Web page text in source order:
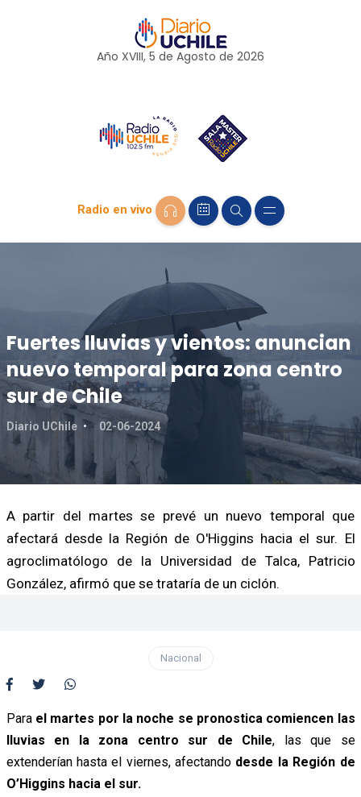
Año XVIII, 5 de Agosto de 2026
Radio en vivo
Fuertes lluvias y vientos: anuncian
nuevo temporal para zona centro
sur de Chile
Diario UChile 02-06-2024
A partir del martes se prevé un nuevo temporal que
afectará desde la Región de O'Higgins hacia el sur. El
agroclimatólogo de la Universidad de Talca, Patricio
González, afirmó que se trataría de un ciclón.
Nacional
Para el martes por la noche se pronostica comiencen las
lluvias en la zona centro sur de Chile, las que se
extenderían hasta el viernes, afectando desde la Región de
O’Higgins hacia el sur.